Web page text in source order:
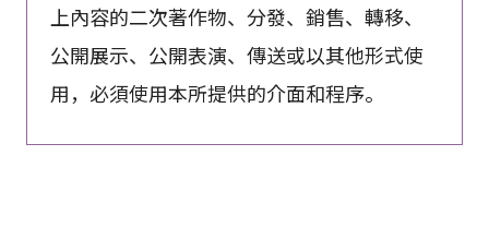
上內容的二次著作物、分發、銷售、轉移、
公開展示、公開表演、傳送或以其他形式使
用，必須使用本所提供的介面和程序。